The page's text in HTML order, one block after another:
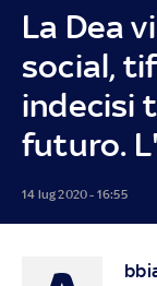
La Dea
social,
indecisi
futuro.
14 lug 2020 - 16:55